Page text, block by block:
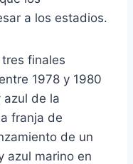
a los estadios.
finales
1978 y 1980
azul de la
franja de
de un
azul marino en